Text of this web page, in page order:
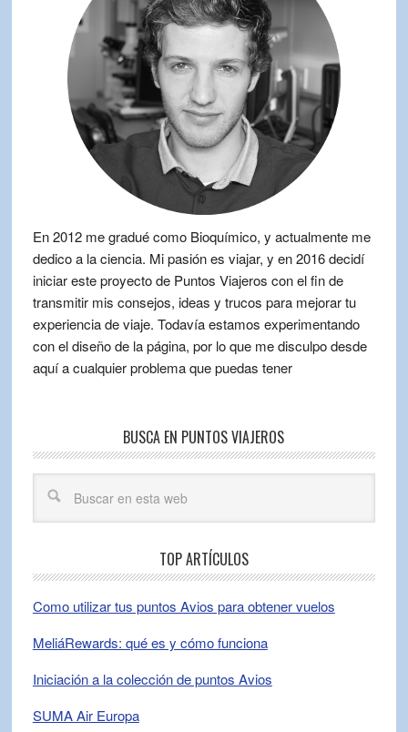
En 2012 me gradué como Bioquímico, y actualmente me
dedico a la ciencia. Mi pasión es viajar, y en 2016 decidí
iniciar este proyecto de Puntos Viajeros con el fin de
transmitir mis consejos, ideas y trucos para mejorar tu
experiencia de viaje. Todavía estamos experimentando
con el diseño de la página, por lo que me disculpo desde
aquí a cualquier problema que puedas tener
BUSCA EN PUNTOS VIAJEROS
TOP ARTÍCULOS
Como utilizar tus puntos Avios para obtener vuelos
MeliáRewards: qué es y cómo funciona
Iniciación a la colección de puntos Avios
SUMA Air Europa